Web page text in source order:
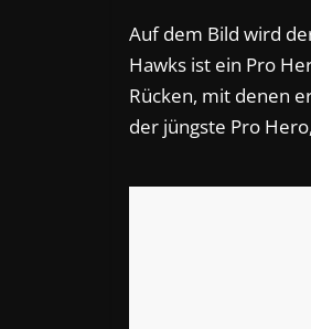
Auf dem Bild wird
Hawks ist ein Pro
Rücken, mit denen
der jüngste Pro